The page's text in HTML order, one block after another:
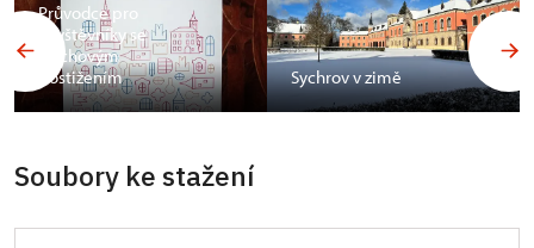
Průvodce pro
návštěvníky se
sluchovým
postižením
Sychrov v zimě
Soubory ke stažení